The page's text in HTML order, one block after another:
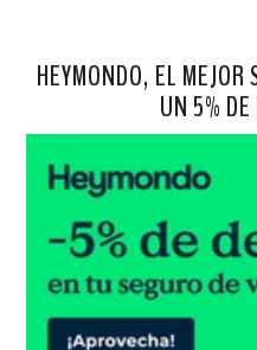
HEYMONDO, EL MEJOR
UN 5%